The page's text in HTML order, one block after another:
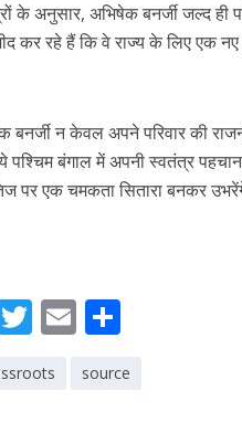
के अनुसार, अभिषेक बनर्जी जल्द ही
कर रहे हैं कि वे राज्य के लिए एक
बनर्जी न केवल अपने परिवार की
बंगाल में अपनी स्वतंत्र
पर एक चमकता सितारा बनकर
T
itt
E
ai ar
source